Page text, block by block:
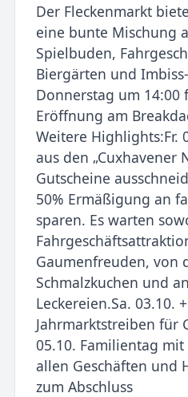
Der Fleckenmarkt
eine bunte Mischung
Spielbuden,
Biergärten und
Donnerstag um
Eröffnung am
Weitere Highlights:Fr.
aus den „Cuxhavener
Gutscheine
50% Ermäßigung an
sparen. Es warten
Gaumenfreuden, von
Schmalzkuchen und
Leckereien.Sa. 03.10.
Jahrmarktstreiben für
05.10. Familientag
allen Geschäften und
zum Abschluss